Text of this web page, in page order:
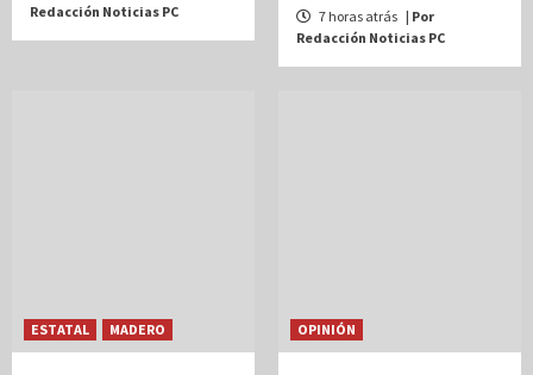
Redacción Noticias PC
7 horas atrás | Por
Redacción Noticias PC
ESTATAL MADERO OPINIÓN